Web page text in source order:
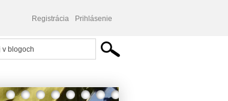
Registrácia Prihlásenie